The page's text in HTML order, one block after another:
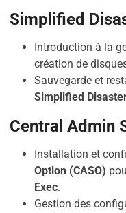
Simplified
Introduction à la
création de
Sauvegarde et
Simplified
Central Admin
Installation et
Option (CASO)
Exec.
Gestion des